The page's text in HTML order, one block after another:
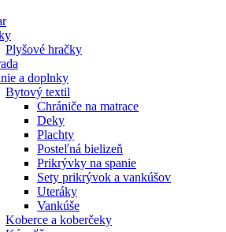
Plyšové hračky
a doplnky
Bytový textil
Chrániče na matrace
Deky
Plachty
Posteľná bielizeň
Prikrývky na spanie
Sety prikrývok a vankúšov
Uteráky
Vankúše
Koberce a koberčeky